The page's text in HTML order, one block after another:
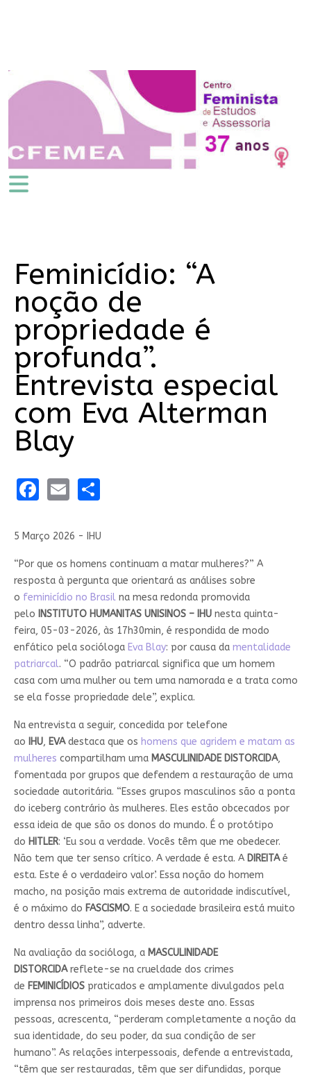
Feminicídio: “A
noção de
propriedade é
profunda”.
Entrevista especial
com Eva Alterman
Blay
Facebook
EmailShare
5 Março 2026 - IHU
“Por que os homens continuam a matar mulheres?” A
resposta à pergunta que orientará as análises sobre
o feminicídio no Brasil na mesa redonda promovida
pelo INSTITUTO HUMANITAS UNISINOS – IHU nesta quinta-
feira, 05-03-2026, às 17h30min, é respondida de modo
enfático pela socióloga Eva Blay: por causa da mentalidade
patriarcal. “O padrão patriarcal significa que um homem
casa com uma mulher ou tem uma namorada e a trata como
se ela fosse propriedade dele”, explica.
Na entrevista a seguir, concedida por telefone
ao IHU, EVA destaca que os homens que agridem e matam as
mulheres compartilham uma MASCULINIDADE DISTORCIDA,
fomentada por grupos que defendem a restauração de uma
sociedade autoritária. “Esses grupos masculinos são a ponta
do iceberg contrário às mulheres. Eles estão obcecados por
essa ideia de que são os donos do mundo. É o protótipo
do HITLER: ‘Eu sou a verdade. Vocês têm que me obedecer.
Não tem que ter senso crítico. A verdade é esta. A DIREITA é
esta. Este é o verdadeiro valor’. Essa noção do homem
macho, na posição mais extrema de autoridade indiscutível,
é o máximo do FASCISMO. E a sociedade brasileira está muito
dentro dessa linha”, adverte.
Na avaliação da socióloga, a MASCULINIDADE
DISTORCIDA reflete-se na crueldade dos crimes
de FEMINICÍDIOS praticados e amplamente divulgados pela
imprensa nos primeiros dois meses deste ano. Essas
pessoas, acrescenta, “perderam completamente a noção da
sua identidade, do seu poder, da sua condição de ser
humano”. As relações interpessoais, defende a entrevistada,
“têm que ser restauradas, têm que ser difundidas, porque